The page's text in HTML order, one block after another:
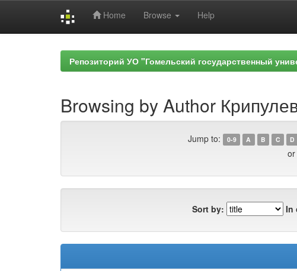
Home Browse Help
Репозиторий УО "Гомельский государственный
Browsing by Author
Jump to: 0-9 A B C D
or
Sort by: In